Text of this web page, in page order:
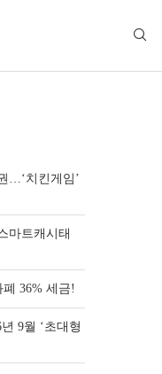
…‘치킨게임’
마트캐시태
36% 세금!
9월 ‘초대형